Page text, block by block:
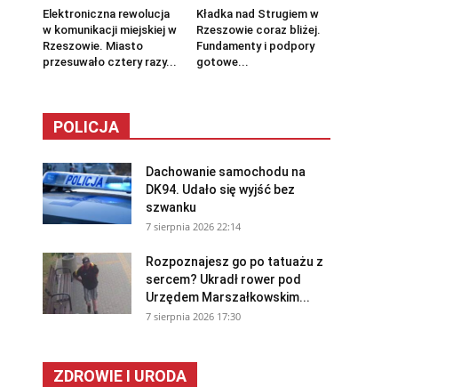
Elektroniczna rewolucja
w komunikacji miejskiej w
Rzeszowie. Miasto
przesuwało cztery razy...
Kładka nad Strugiem w
Rzeszowie coraz bliżej.
Fundamenty i podpory
gotowe...
POLICJA
Dachowanie samochodu na
DK94. Udało się wyjść bez
szwanku
7 sierpnia 2026 22:14
Rozpoznajesz go po tatuażu z
sercem? Ukradł rower pod
Urzędem Marszałkowskim...
7 sierpnia 2026 17:30
ZDROWIE I URODA